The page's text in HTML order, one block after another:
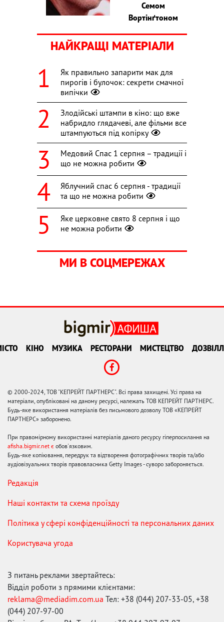
Семом
Вортінґтоном
НАЙКРАЩІ МАТЕРІАЛИ
Як правильно запарити мак для
пирогів і булочок: секрети смачної
випічки
Злодійські штампи в кіно: що вже
набридло глядачеві, але фільми все
штампуються під копірку
Медовий Спас 1 серпня – традиції і
що не можна робити
Яблучний спас 6 серпня - традиції
та що не можна робити
Яке церковне свято 8 серпня і що
не можна робити
МИ В СОЦМЕРЕЖАХ
КІНО МУЗИКА РЕСТОРАНИ МИСТЕЦТВО
© 2000-2024, ТОВ "КЕПРЕЙТ ПАРТНЕРС". Всі права захищені. Усі права на
матеріали, опубліковані на даному ресурсі, належать ТОВ КЕПРЕЙТ ПАРТНЕРС.
Будь-яке використання матеріалів без письмового дозволу ТОВ «КЕПРЕЙТ
ПАРТНЕРС» заборонено.
При правомірному використанні матеріалів даного ресурсу гіперпосилання на
afisha.bigmir.net є обов'язковим.
Будь-яке копіювання, передрук та відтворення фотографічних творів та/або
аудіовізуальних творів правовласника Getty Images - суворо забороняється.
Редакція
Наші контакти та схема проїзду
Політика у сфері конфіденційності та персональних даних
Користувача угода
З питань реклами звертайтесь:
Відділ роботи з прямими клієнтами:
reklama@mediadim.com.ua Тел: +38 (044) 207-33-05, +38
(044) 207-97-00